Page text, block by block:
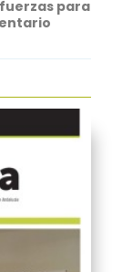
para